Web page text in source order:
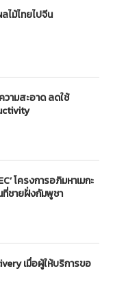
ไม้ไทยไปจีน
ามสะอาด ลดใช้
โครงการอภิมหาเมกะ
ชายฝั่งกัมพูชา
เมื่อผู้ให้บริการขอ